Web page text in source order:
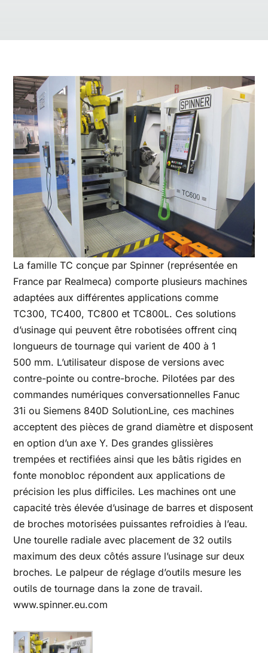
La famille TC conçue par Spinner (représentée en
France par Realmeca) comporte plusieurs machines
adaptées aux différentes applications comme
TC300, TC400, TC800 et TC800L. Ces solutions
d’usinage qui peuvent être robotisées offrent cinq
longueurs de tournage qui varient de 400 à 1
500 mm. L’utilisateur dispose de versions avec
contre-pointe ou contre-broche. Pilotées par des
commandes numériques conversationnelles Fanuc
31i ou Siemens 840D SolutionLine, ces machines
acceptent des pièces de grand diamètre et disposent
en option d’un axe Y. Des grandes glissières
trempées et rectifiées ainsi que les bâtis rigides en
fonte monobloc répondent aux applications de
précision les plus difficiles. Les machines ont une
capacité très élevée d’usinage de barres et disposent
de broches motorisées puissantes refroidies à l’eau.
Une tourelle radiale avec placement de 32 outils
maximum des deux côtés assure l’usinage sur deux
broches. Le palpeur de réglage d’outils mesure les
outils de tournage dans la zone de travail.
www.spinner.eu.com